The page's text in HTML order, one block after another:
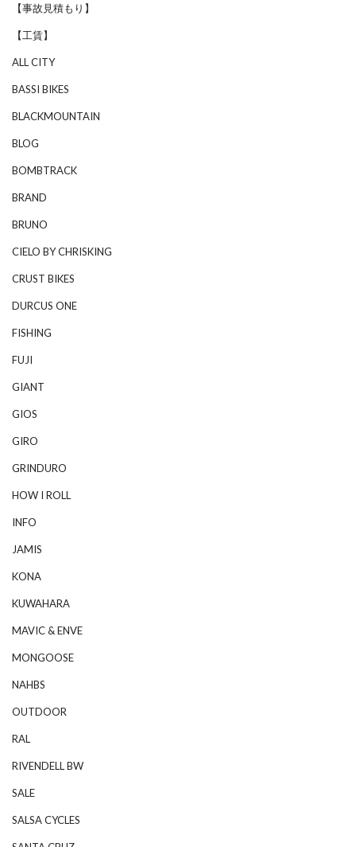
【事故見積もり】
【工賃】
ALL CITY
BASSI BIKES
BLACKMOUNTAIN
BLOG
BOMBTRACK
BRAND
BRUNO
CIELO BY CHRISKING
CRUST BIKES
DURCUS ONE
FISHING
FUJI
GIANT
GIOS
GIRO
GRINDURO
HOW I ROLL
INFO
JAMIS
KONA
KUWAHARA
MAVIC & ENVE
MONGOOSE
NAHBS
OUTDOOR
RAL
RIVENDELL BW
SALE
SALSA CYCLES